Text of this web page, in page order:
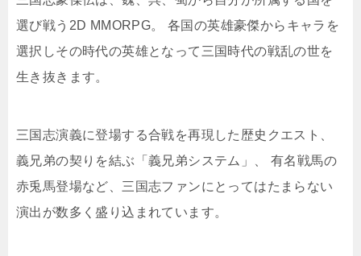
選び戦う2D MMORPG。 各国の英雄豪傑からキャラを
選択しその時代の英雄となって三国時代の戦乱の世を
生き抜きます。
三国志演義に登場する合戦を再現した歴史クエスト、
義兄弟の契りを結ぶ「義兄弟システム」、 有名戦馬の
赤兎馬登場など、三国志ファンにとってはたまらない
演出が数多く盛り込まれています。